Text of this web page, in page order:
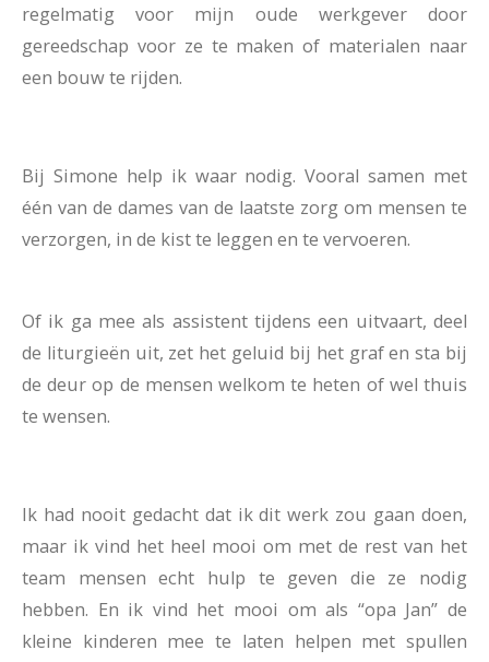
regelmatig voor mijn oude werkgever door
gereedschap voor ze te maken of materialen naar
een bouw te rijden.
Bij Simone help ik waar nodig. Vooral samen met
één van de dames van de laatste zorg om mensen te
verzorgen, in de kist te leggen en te vervoeren.
Of ik ga mee als assistent tijdens een uitvaart, deel
de liturgieën uit, zet het geluid bij het graf en sta bij
de deur op de mensen welkom te heten of wel thuis
te wensen.
Ik had nooit gedacht dat ik dit werk zou gaan doen,
maar ik vind het heel mooi om met de rest van het
team mensen echt hulp te geven die ze nodig
hebben. En ik vind het mooi om als “opa Jan” de
kleine kinderen mee te laten helpen met spullen